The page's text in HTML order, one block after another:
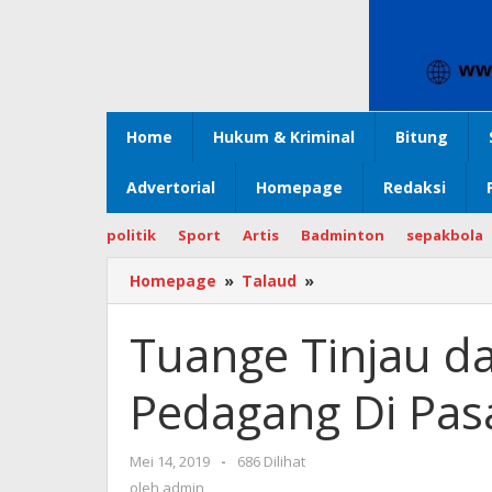
Home Hukum & Kriminal Bitung
Advertorial Homepage Redaksi
politik Sport Artis Badminton sepakbola
Homepage » Talaud »
Tinjau
Dengar
Keluhan
Pedagang
Di
Pasar
Tuange Tinjau
Pedagang Di
Mei 14, 2019
oleh
-
686 Dilihat
oleh admin